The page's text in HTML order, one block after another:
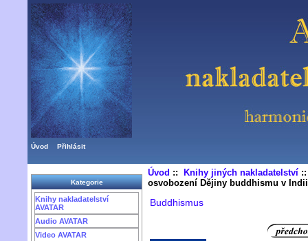
Úvod Přihlásit
Kategorie
Knihy nakladatelství
AVATAR
Audio AVATAR
Video AVATAR
Úvod :: Knihy jiných nakladatelství
osvobození Dějiny buddhismu v Indii
Buddhismus